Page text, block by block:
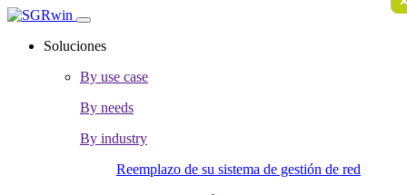
Soluciones
By use case
By needs
By industry
Reemplazo de su sistema de gestión de red